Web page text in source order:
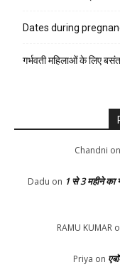
Dates during
गर्भवती महिलाओं के लिए
Chandni on
Dadu on 1 से 3 महीने
RAMU KUMAR
Priya on